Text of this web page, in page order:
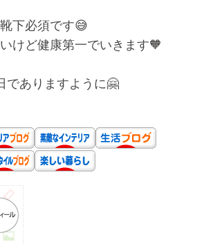
下必須です😅
けど健康第一でいきます🧡
でありますように🤗